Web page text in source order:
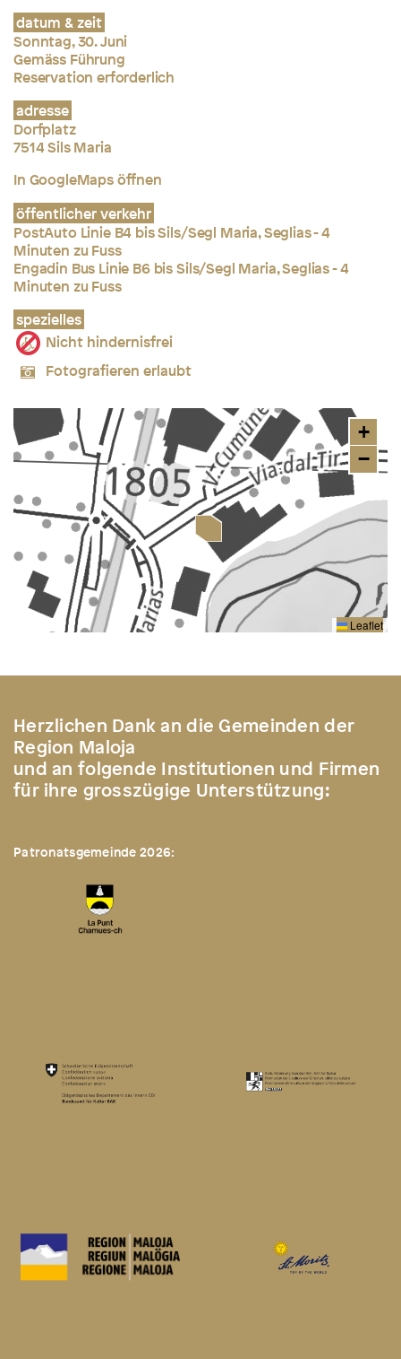
datum & zeit
Sonntag, 30. Juni
Gemäss Führung
Reservation erforderlich
adresse
Dorfplatz
7514 Sils Maria
In GoogleMaps öffnen
öffentlicher verkehr
PostAuto Linie B4 bis Sils/Segl Maria, Seglias - 4
Minuten zu Fuss
Engadin Bus Linie B6 bis Sils/Segl Maria, Seglias - 4
Minuten zu Fuss
spezielles
Nicht hindernisfrei
Fotografieren erlaubt
+
−
Leaflet
Herzlichen Dank an die Gemeinden der
Region Maloja
und an folgende Institutionen und Firmen
für ihre grosszügige Unterstützung:
Patronatsgemeinde 2026: